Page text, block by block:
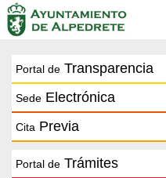
Portal de Transparencia
Sede Electrónica
Cita Previa
Portal de Trámites